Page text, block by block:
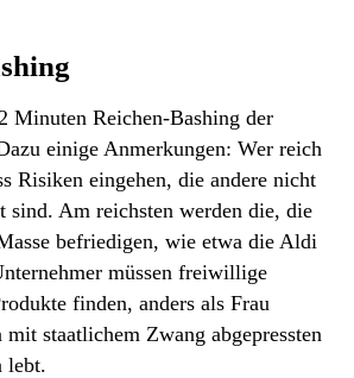
Minuten Reichen-Bashing der
einige Anmerkungen: Wer reich
Risiken eingehen, die andere nicht
sind. Am reichsten werden die, die
befriedigen, wie etwa die Aldi
müssen freiwillige
finden, anders als Frau
staatlichem Zwang abgepressten
lebt.